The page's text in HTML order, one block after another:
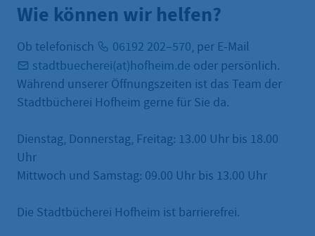
Wie können wir helfen?
Ob telefonisch 06192 202–570, per E-Mail
stadtbuecherei(at)hofheim.de oder persönlich.
Während unserer Öffnungszeiten ist das Team der
Stadtbücherei Hofheim gerne für Sie da.
Dienstag, Donnerstag, Freitag: 13.00 Uhr bis 18.00
Uhr
Mittwoch und Samstag: 09.00 Uhr bis 13.00 Uhr
Die Stadtbücherei Hofheim ist barrierefrei.